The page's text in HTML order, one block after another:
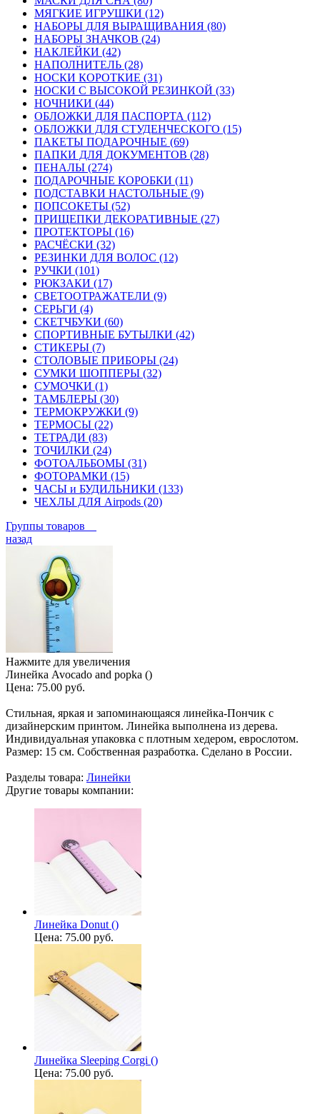
МЯГКИЕ ИГРУШКИ (12)
НАБОРЫ ДЛЯ ВЫРАЩИВАНИЯ (80)
НАБОРЫ ЗНАЧКОВ (24)
НАКЛЕЙКИ (42)
НАПОЛНИТЕЛЬ (28)
НОСКИ КОРОТКИЕ (31)
НОСКИ С ВЫСОКОЙ РЕЗИНКОЙ (33)
НОЧНИКИ (44)
ОБЛОЖКИ ДЛЯ ПАСПОРТА (112)
ОБЛОЖКИ ДЛЯ СТУДЕНЧЕСКОГО (15)
ПАКЕТЫ ПОДАРОЧНЫЕ (69)
ПАПКИ ДЛЯ ДОКУМЕНТОВ (28)
ПЕНАЛЫ (274)
ПОДАРОЧНЫЕ КОРОБКИ (11)
ПОДСТАВКИ НАСТОЛЬНЫЕ (9)
ПОПСОКЕТЫ (52)
ПРИЩЕПКИ ДЕКОРАТИВНЫЕ (27)
ПРОТЕКТОРЫ (16)
РАСЧЁСКИ (32)
РЕЗИНКИ ДЛЯ ВОЛОС (12)
РУЧКИ (101)
РЮКЗАКИ (17)
СВЕТООТРАЖАТЕЛИ (9)
СЕРЬГИ (4)
СКЕТЧБУКИ (60)
СПОРТИВНЫЕ БУТЫЛКИ (42)
СТИКЕРЫ (7)
СТОЛОВЫЕ ПРИБОРЫ (24)
СУМКИ ШОППЕРЫ (32)
СУМОЧКИ (1)
ТАМБЛЕРЫ (30)
ТЕРМОКРУЖКИ (9)
ТЕРМОСЫ (22)
ТЕТРАДИ (83)
ТОЧИЛКИ (24)
ФОТОАЛЬБОМЫ (31)
ФОТОРАМКИ (15)
ЧАСЫ и БУДИЛЬНИКИ (133)
ЧЕХЛЫ ДЛЯ Airpods (20)
Группы товаров
назад
Нажмите для увеличения
Линейка Avocado and popka ()
Цена: 75.00 руб.
Стильная, яркая и запоминающаяся линейка-Пончик с
дизайнерским принтом. Линейка выполнена из дерева.
Индивидуальная упаковка с плотным хедером, еврослотом.
Размер: 15 см. Собственная разработка. Сделано в России.
Разделы товара: Линейки
Другие товары компании:
Линейка Donut ()
Цена: 75.00 руб.
Линейка Sleeping Corgi ()
Цена: 75.00 руб.